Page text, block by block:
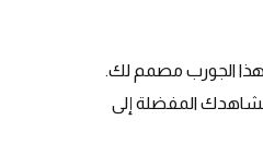
الجورب مصمم لك.